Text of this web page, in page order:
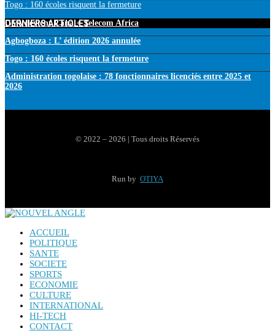
Togo : 160 écoles risquent la fermeture
DERNIERS ARTICLES
GVA devient Canal+ Telecom Africa
Agbogboza : L’ édition 2026 annulée
Togo : 160 écoles risquent la fermeture
Administration togolaise : 78 fonctionnaires licenciés entre 2025 et
2026
© 2022 – 2026 | Tous droits Réservés
Run by OTIYA
ACCUEIL
POLITIQUE
SANTE
SOCIETE
SPORTS
ECONOMIE
CULTURE
INTERNATIONAL
HI-TECH
CONTACT